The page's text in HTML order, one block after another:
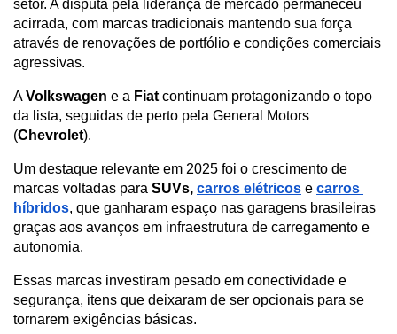
setor. A disputa pela liderança de mercado permaneceu
acirrada, com marcas tradicionais mantendo sua força
através de renovações de portfólio e condições comerciais
agressivas.
A Volkswagen e a Fiat continuam protagonizando o topo
da lista, seguidas de perto pela General Motors
(Chevrolet).
Um destaque relevante em 2025 foi o crescimento de
marcas voltadas para SUVs, carros elétricos e carros
híbridos, que ganharam espaço nas garagens brasileiras
graças aos avanços em infraestrutura de carregamento e
autonomia.
Essas marcas investiram pesado em conectividade e
segurança, itens que deixaram de ser opcionais para se
tornarem exigências básicas.